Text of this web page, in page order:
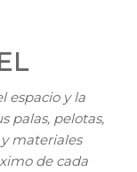
espacio y la
palas, pelotas,
materiales
de cada